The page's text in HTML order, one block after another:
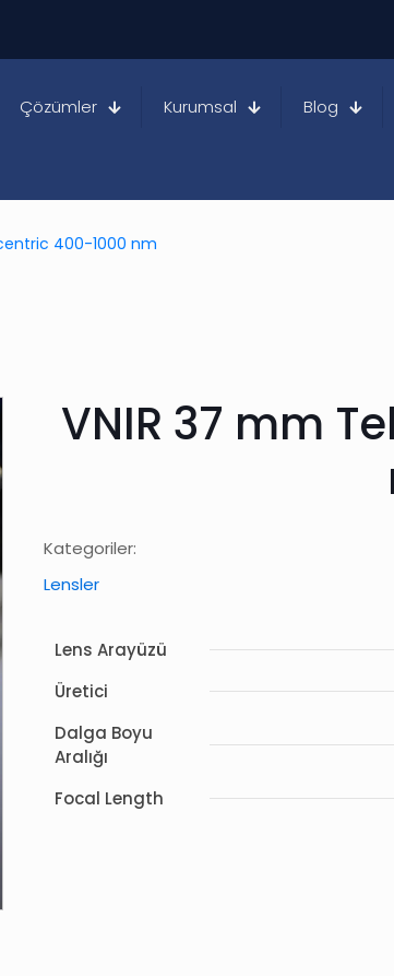
Çözümler Kurumsal Blog
400-1000 nm
VNIR 37 mm
Kategoriler:
Lensler
Lens Arayüzü
Üretici
Dalga Boyu
Aralığı
Focal Length